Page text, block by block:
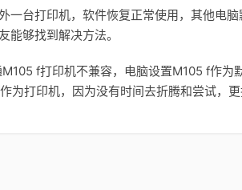
一台打印机，软件恢复正常使用，其他电
能够找到解决方法。
f打印机不兼容，电脑设置M105 f作
为打印机，因为没有时间去折腾和尝试，更